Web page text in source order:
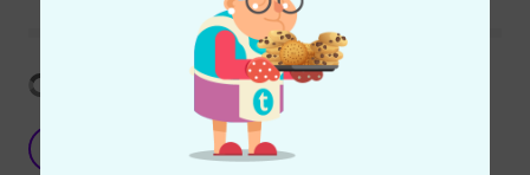
Afficher la traduction
Perfect addition!
Darn Skippy 09.07.2026